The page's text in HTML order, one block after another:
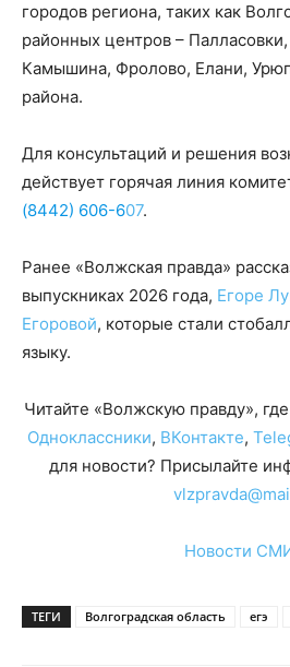
городов региона, таких как
районных центров –
Камышина, Фролово, Елани,
района.
Для консультаций и решения
действует горячая линия
(8442) 606-607.
Ранее «Волжская правда»
выпускниках 2026 года, Егоре
Егоровой, которые стали
языку.
Читайте «Волжскую правду»,
Одноклассники, ВКонтакте,
для новости? Присылайте
Новости
ТЕГИ Волгоградская область егэ